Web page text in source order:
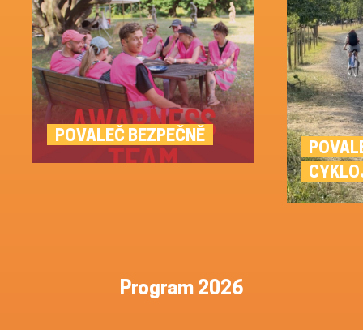
POVALEČ BEZPEČNĚ
Program 2026